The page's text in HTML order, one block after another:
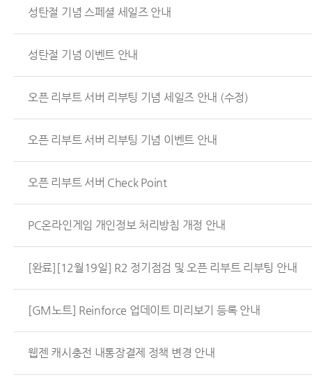
성탄절 기념 스페셜 세일즈 안내
성탄절 기념 이벤트 안내
오픈 리부트 서버 리부팅 기념 세일즈 안내 (수정)
오픈 리부트 서버 리부팅 기념 이벤트 안내
오픈 리부트 서버 Check Point
PC온라인게임 개인정보 처리방침 개정 안내
[완료][12월19일] R2 정기점검 및 오픈 리부트 리부팅 안내
[GM노트] Reinforce 업데이트 미리보기 등록 안내
웹젠 캐시충전 내통장결제 정책 변경 안내